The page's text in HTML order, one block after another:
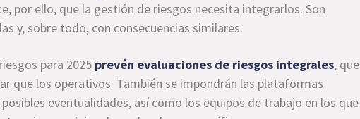
por ello, que la gestión de riesgos necesita integrarlos. Son
y, sobre todo, con consecuencias similares.
para 2025 prevén evaluaciones de riesgos integrales, que
que los operativos. También se impondrán las plataformas
eventualidades, así como los equipos de trabajo en los que